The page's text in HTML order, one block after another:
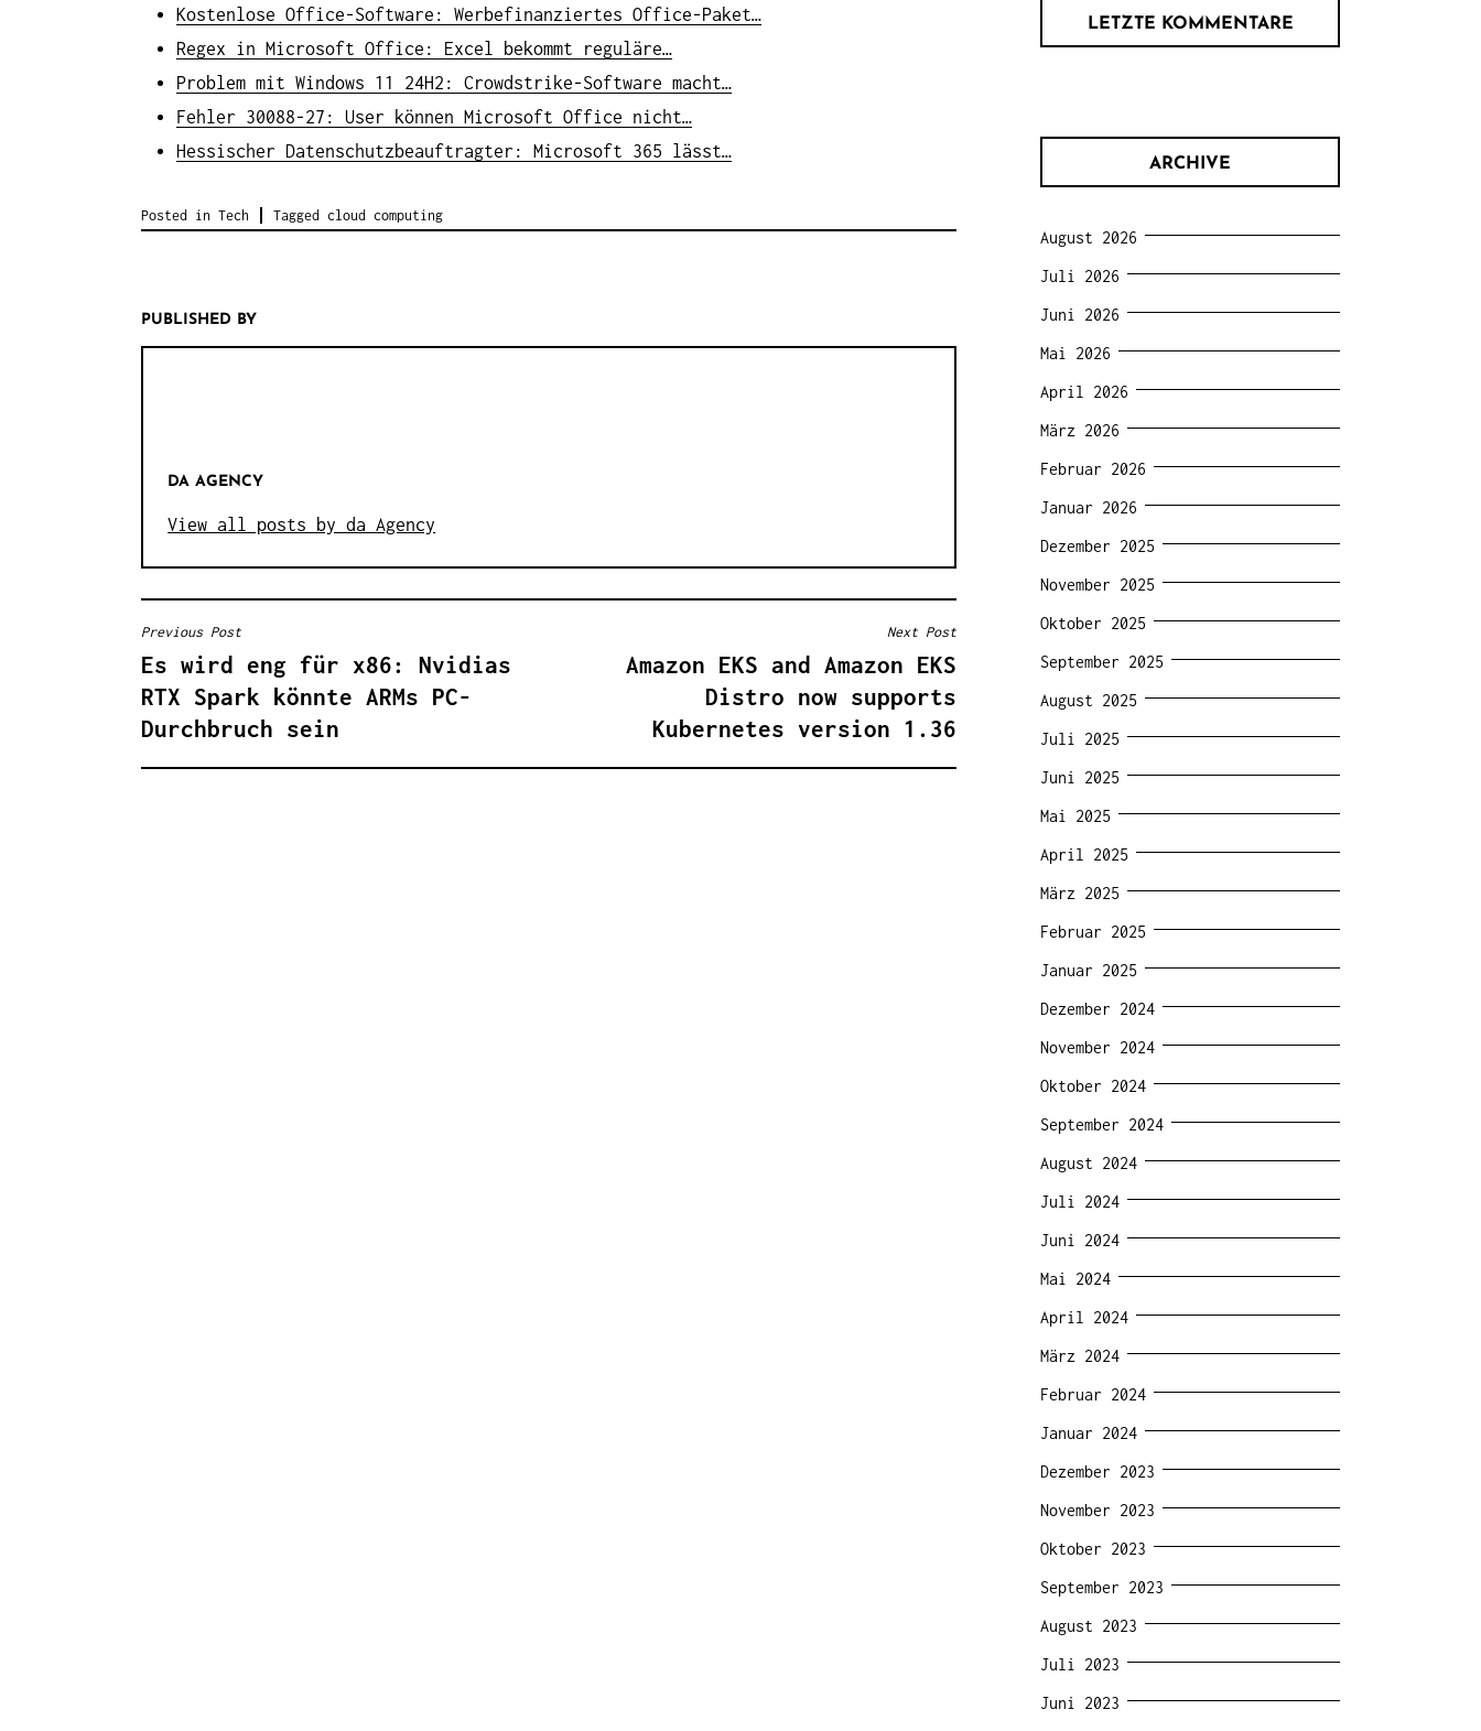
Kostenlose Office-Software: Werbefinanziertes Office-Paket…
Regex in Microsoft Office: Excel bekommt reguläre…
Problem mit Windows 11 24H2: Crowdstrike-Software macht…
Fehler 30088-27: User können Microsoft Office nicht…
Hessischer Datenschutzbeauftragter: Microsoft 365 lässt…
Posted in Tech Tagged cloud computing
PUBLISHED BY
DA AGENCY
View all posts by da Agency
B
E
I
T
Previous Post
Es wird eng für x86: Nvidias
RTX Spark könnte ARMs PC-
Durchbruch sein
Next Post
Amazon EKS and Amazon EKS
Distro now supports
Kubernetes version 1.36
LETZTE KOMMENTARE
ARCHIVE
August 2026
Juli 2026
Juni 2026
Mai 2026
April 2026
März 2026
Februar 2026
Januar 2026
Dezember 2025
November 2025
Oktober 2025
September 2025
August 2025
Juli 2025
Juni 2025
Mai 2025
April 2025
März 2025
Februar 2025
Januar 2025
Dezember 2024
November 2024
Oktober 2024
September 2024
August 2024
Juli 2024
Juni 2024
Mai 2024
April 2024
März 2024
Februar 2024
Januar 2024
Dezember 2023
November 2023
Oktober 2023
September 2023
August 2023
Juli 2023
Juni 2023